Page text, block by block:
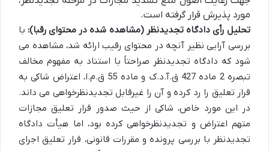
مورد پذیرش قرار گرفته است.
تحلیل رأی دادگاه تجدیدنظر (مشاهده شده در محتوای رقبا):با
بررسی آرایی نظیر آنچه در محتوای رقیب ارائه شد، مشاهده می
شود که دادگاه تجدیدنظر صراحتاً با استناد به مفهوم مخالف
تبصره 2 ماده 427 ق.آ.د.ک و ماده 55 ق.م.ا، اعتراض شاکی به
قرار تعلیق را رد کرده و آن را غیرقابل تجدیدنظرخواهی می داند.
در این مورد خاص، شاکی از حیث صدور قرار تعلیق مجازات
متهم اعتراض و تجدیدنظرخواهی کرده بود، اما هیأت دادگاه
تجدیدنظر با بررسی پرونده و مقررات قانونی، قرار تعلیق اجرای